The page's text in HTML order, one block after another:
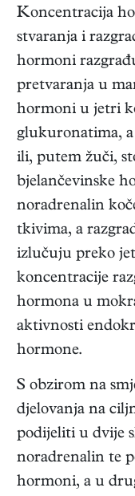
Koncentracija
stvaranja i
hormoni
pretvaranja u
hormoni u jetri
glukuronatima,
ili, putem žuči,
bjelančevinske
noradrenalin
tkivima, a
izlučuju preko
koncentracije
hormona u
aktivnosti
hormone.
S obzirom na
djelovanja na
podijeliti u dvije
noradrenalin te
hormoni, a u